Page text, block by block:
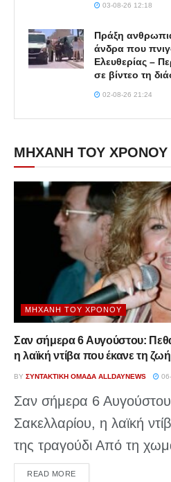
03-08-26 12:18
Πράξη
άνδρα που
Ελευθερίας –
σε βίντεο τη
02-08-26 21:24
ΜΗΧΑΝΗ ΤΟΥ ΧΡΟΝΟΥ
ΜΗΧΑΝΉ ΤΟΥ ΧΡΌΝΟΥ
Σαν σήμερα 6 Αυγούστου:
η λαϊκή ντίβα που έκανε τη
BY ΣΥΝΤΑΚΤΙΚΉ ΟΜΆΔΑ ALLDAYNEWS
Σαν σήμερα 6
Σακελλαρίου, η λαϊκή
της τραγούδι Από τη
READ MOREDETAILS